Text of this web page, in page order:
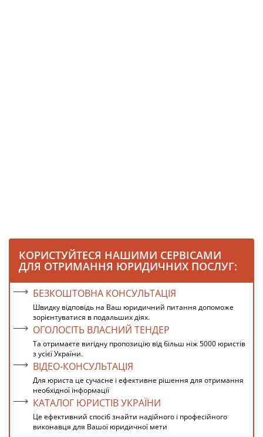
КОРИСТУЙТЕСЯ НАШИМИ СЕРВІСАМИ
ДЛЯ ОТРИМАННЯ ЮРИДИЧНИХ ПОСЛУГ:
БЕЗКОШТОВНА КОНСУЛЬТАЦІЯ
Швидку відповідь на Ваш юридичний питання допоможе
зорієнтуватися в подальших діях.
ОГОЛОСІТЬ ВЛАСНИЙ ТЕНДЕР
Та отримаєте вигідну пропозицію від більш ніж 5000 юристів
з усієї України.
ВІДЕО-КОНСУЛЬТАЦІЯ
Для юриста це сучасне і ефективне рішення для отримання
необхідної інформації
КАТАЛОГ ЮРИСТІВ УКРАЇНИ
Це ефективний спосіб знайти надійного і професійного
виконавця для Вашої юридичної мети